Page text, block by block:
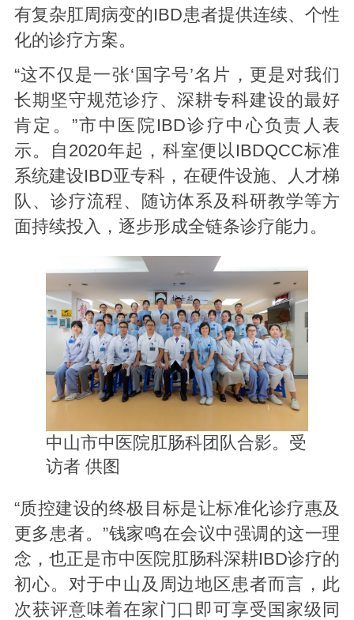
有复杂肛周病变的IBD患者提供连续、个性
化的诊疗方案。
“这不仅是一张‘国字号’名片，更是对我们
长期坚守规范诊疗、深耕专科建设的最好
肯定。”市中医院IBD诊疗中心负责人表
示。自2020年起，科室便以IBDQCC标准
系统建设IBD亚专科，在硬件设施、人才梯
队、诊疗流程、随访体系及科研教学等方
面持续投入，逐步形成全链条诊疗能力。
中山市中医院肛肠科团队合影。受
访者 供图
“质控建设的终极目标是让标准化诊疗惠及
更多患者。”钱家鸣在会议中强调的这一理
念，也正是市中医院肛肠科深耕IBD诊疗的
初心。对于中山及周边地区患者而言，此
次获评意味着在家门口即可享受国家级同